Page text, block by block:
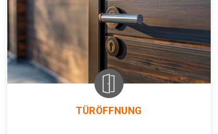
TÜRÖFFNUNG